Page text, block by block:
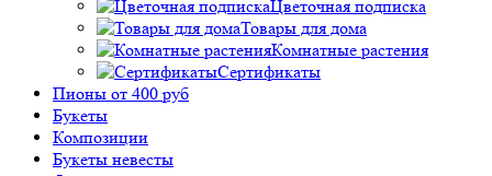
Цветочная подписка
Товары для дома
Комнатные растения
Сертификаты
Пионы от 400 руб
Букеты
Композиции
Букеты невесты